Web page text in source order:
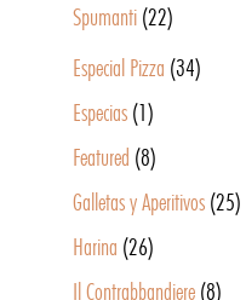
Spumanti (22)
Especial Pizza (34)
Especias (1)
Featured (8)
Galletas y Aperitivos (25)
Harina (26)
Il Contrabbandiere (8)